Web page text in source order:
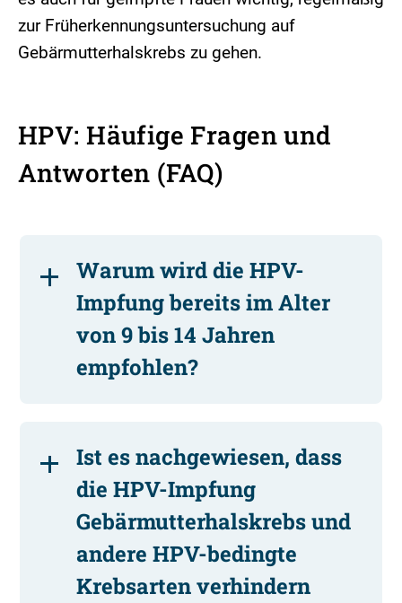
zur Früherkennungsuntersuchung auf
Gebärmutterhalskrebs zu gehen.
HPV: Häufige Fragen und
Antworten (FAQ)
Warum wird die HPV-
Impfung bereits im Alter
von 9 bis 14 Jahren
empfohlen?
Ist es nachgewiesen, dass
die HPV-Impfung
Gebärmutterhalskrebs und
andere HPV-bedingte
Krebsarten verhindern